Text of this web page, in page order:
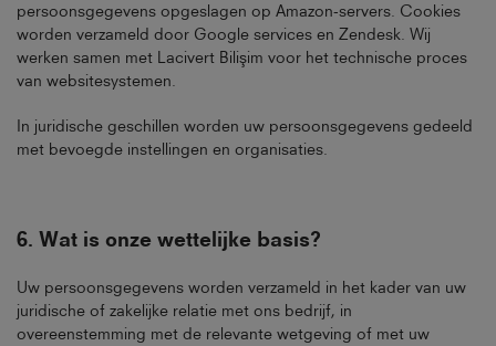
persoonsgegevens opgeslagen op Amazon-servers. Cookies
worden verzameld door Google services en Zendesk. Wij
werken samen met Lacivert Bilişim voor het technische proces
van websitesystemen.
In juridische geschillen worden uw persoonsgegevens gedeeld
met bevoegde instellingen en organisaties.
6. Wat is onze wettelijke basis?
Uw persoonsgegevens worden verzameld in het kader van uw
juridische of zakelijke relatie met ons bedrijf, in
overeenstemming met de relevante wetgeving of met uw